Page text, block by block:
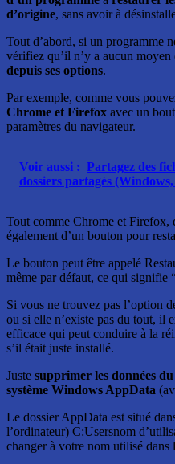
d’origine, sans avoir à
Tout d’abord, si un programme
vérifiez qu’il n’y a aucun moyen
depuis ses options.
Par exemple, comme vous
Chrome et Firefox avec un
paramètres du navigateur.
Voir aussi : Partagez des
dossiers partagés
Tout comme Chrome et Firefox,
également d’un bouton pour
Le bouton peut être appelé
même par défaut, ce qui signifie
Si vous ne trouvez pas l’option
ou si elle n’existe pas du tout, il
efficace qui peut conduire à la
s’il était juste installé.
Juste supprimer les données
système Windows AppData
Le dossier AppData est situé
l’ordinateur) C:Usersnom
changer à votre nom utilisé